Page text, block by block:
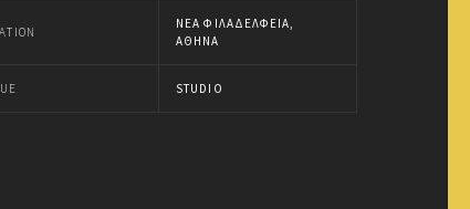
ΝΈΑ ΦΙΛΑΔΈΛΦΕΙΑ,
ΑΘΉΝΑ
STUDIO